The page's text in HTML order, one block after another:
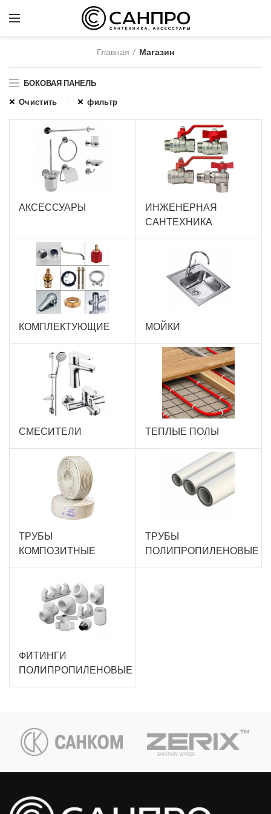
Главная Магазин
БОКОВАЯ ПАНЕЛЬ
Очистить
фильтр
АКСЕССУАРЫ
ИНЖЕНЕРНАЯ
САНТЕХНИКА
КОМПЛЕКТУЮЩИЕ МОЙКИ
СМЕСИТЕЛИ ТЕПЛЫЕ ПОЛЫ
ТРУБЫ
КОМПОЗИТНЫЕ
ТРУБЫ
ПОЛИПРОПИЛЕНОВЫЕ
ФИТИНГИ
ПОЛИПРОПИЛЕНОВЫЕ